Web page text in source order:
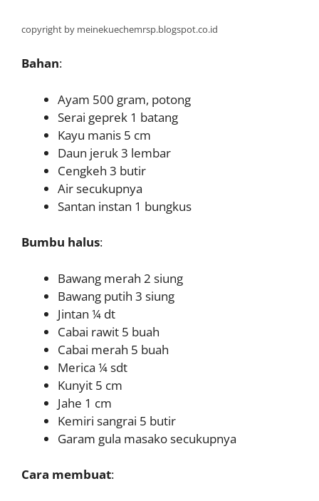
copyright by meinekuechemrsp.blogspot.co.id
Bahan:
Ayam 500 gram, potong
Serai geprek 1 batang
Kayu manis 5 cm
Daun jeruk 3 lembar
Cengkeh 3 butir
Air secukupnya
Santan instan 1 bungkus
Bumbu halus:
Bawang merah 2 siung
Bawang putih 3 siung
Jintan ¼ dt
Cabai rawit 5 buah
Cabai merah 5 buah
Merica ¼ sdt
Kunyit 5 cm
Jahe 1 cm
Kemiri sangrai 5 butir
Garam gula masako secukupnya
Cara membuat: